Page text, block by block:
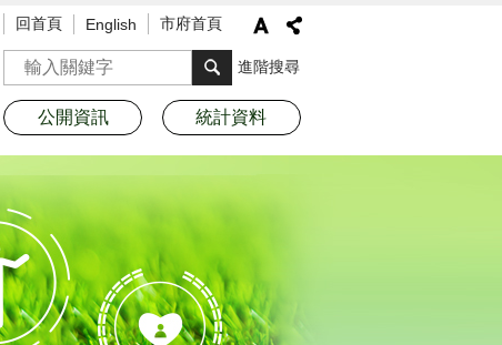
回首頁 English 市府首頁
搜尋 進階搜尋
公開資訊 統計資料